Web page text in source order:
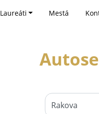
Laureáti Mestá